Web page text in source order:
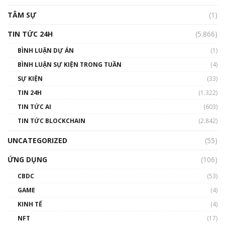
TÂM SỰ
(1)
TIN TỨC 24H
(5.866)
BÌNH LUẬN DỰ ÁN
(1)
BÌNH LUẬN SỰ KIỆN TRONG TUẦN
(4)
SỰ KIỆN
(33)
TIN 24H
(1.322)
TIN TỨC AI
(603)
TIN TỨC BLOCKCHAIN
(2.842)
UNCATEGORIZED
(55)
ỨNG DỤNG
(106)
CBDC
(53)
GAME
(4)
KINH TẾ
(4)
NFT
(17)